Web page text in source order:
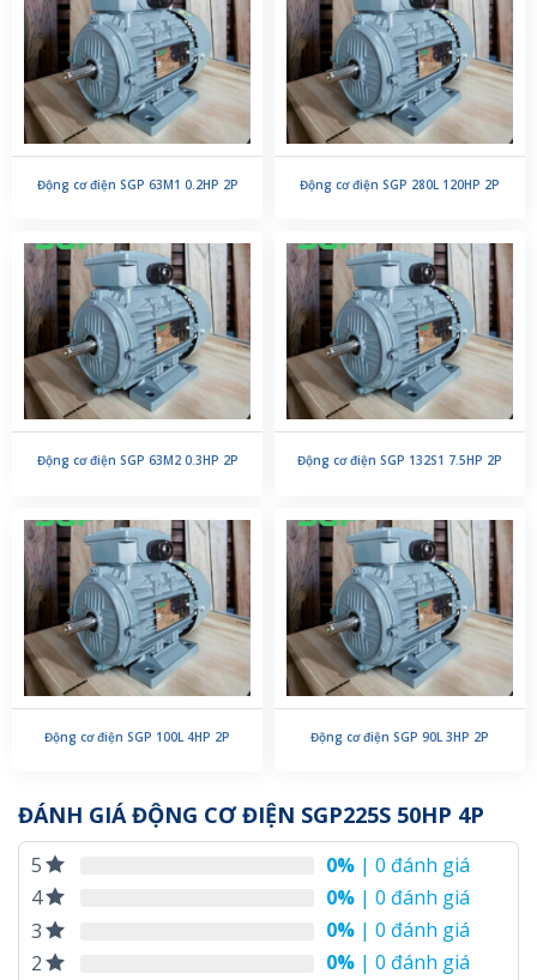
Động cơ điện SGP 63M1 0.2HP 2P Động cơ điện SGP 280L 120HP 2P
Động cơ điện SGP 63M2 0.3HP 2P Động cơ điện SGP 132S1 7.5HP 2P
Động cơ điện SGP 100L 4HP 2P Động cơ điện SGP 90L 3HP 2P
ĐÁNH GIÁ ĐỘNG CƠ ĐIỆN SGP225S 50HP 4P
5 0% | 0 đánh giá
4
0% | 0 đánh giá
3
0% | 0 đánh giá
2
0% | 0 đánh giá